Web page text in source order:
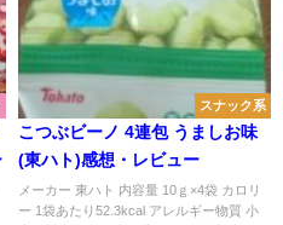
スナック系
こつぶビーノ 4連包 うましお味
(東ハト)感想・レビュー
メーカー 東ハト 内容量 10ｇ×4袋 カロリ
ー 1袋あたり52.3kcal アレルギー物質 小